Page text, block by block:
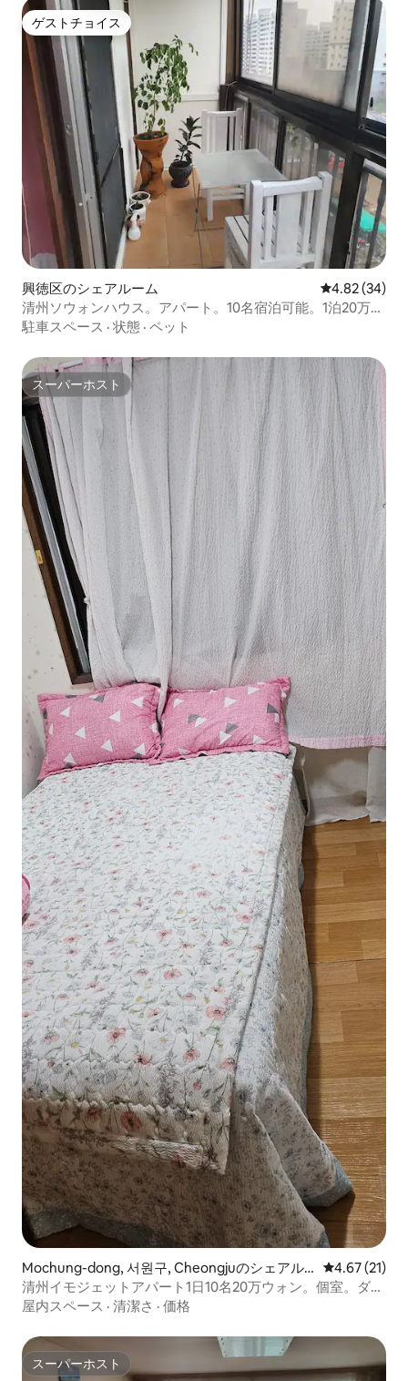
ゲストチョイス
ゲストチョイス
興徳区のシェアルーム レビュー34
4.82 (34)
清州ソウォンハウス。アパート。10名宿泊可能。1泊20万ウ
ォン-個室。ダブルルーム。予約受付中。
駐車スペース · 状態 · ペット
スーパーホスト
スーパーホスト
Mochung-dong, 서원구, Cheongjuのシェアル
ーム
レビュー21
4.67 (21)
清州イモジェットアパート1日10名20万ウォン。個室。ダイ
ニング。予約可能
屋内スペース · 清潔さ · 価格
スーパーホスト
スーパーホスト